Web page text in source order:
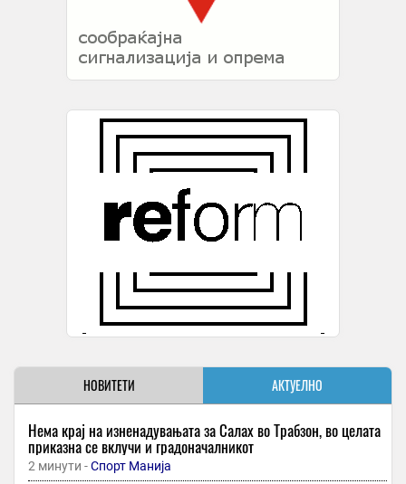
НОВИТЕТИ АКТУЕЛНО
Нема крај на изненадувањата за Салах во Трабзон, во целата
приказна се вклучи и градоначалникот
2 минути -Спорт Манија